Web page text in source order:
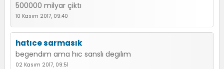
500000 milyar çiktı
10 Kasım 2017, 09:40
hatıce sarmasık
begendım ama hıc sanslı degılım
02 Kasım 2017, 09:51